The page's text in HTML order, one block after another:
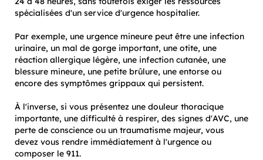
spécialisées d'un service d'urgence hospitalier.
Par exemple, une urgence mineure peut être une infection
urinaire, un mal de gorge important, une otite, une
réaction allergique légère, une infection cutanée, une
blessure mineure, une petite brûlure, une entorse ou
encore des symptômes grippaux qui persistent.
À l'inverse, si vous présentez une douleur thoracique
importante, une difficulté à respirer, des signes d'AVC, une
perte de conscience ou un traumatisme majeur, vous
devez vous rendre immédiatement à l'urgence ou
composer le 911.